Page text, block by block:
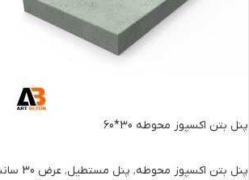
پنل بتن اکسپوز محوطه 30*60
پنل بتن اکسپوز محوطه, پنل مستطیل, عرض 30 سانت